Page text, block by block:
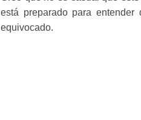
está preparado para
equivocado.